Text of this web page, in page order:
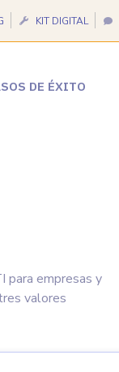
KIT DIGITAL
DE ÉXITO
para empresas y
valores